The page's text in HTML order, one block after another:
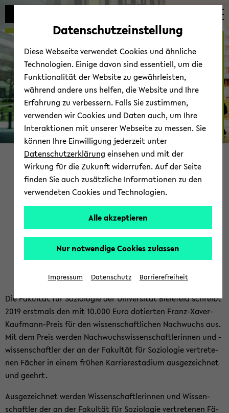
Automatische
vermeiden
zum
wechseln
zum
wechseln
zum
wechseln
Preis
© Uni­ver­si­tät Bie­le­feld
Die Fa­kul­tät für So­zio­lo­gie der Uni­ver­si­tät Bie­le­feld schreibt
2019 erst­mals den mit 10.000 Euro do­tier­ten Franz-​Xaver-
Kaufmann-Preis für den wis­sen­schaft­li­chen Nach­wuchs aus.
Mit dem Preis wer­den Nach­wuchs­wis­sen­schaft­le­rin­nen und -​
wissenschaftler der an der Fa­kul­tät für So­zio­lo­gie ver­tre­te­
nen Fä­cher in einem frü­hen Kar­rie­re­sta­di­um aus­ge­zeich­net
und ge­ehrt.
Aus­ge­zeich­net wer­den Wis­sen­schaft­le­rin­nen und Wis­sen­
schaft­ler der an der Fa­kul­tät für So­zio­lo­gie ver­tre­te­nen Fä­
Datenschutzeinstellung
Diese Webseite verwendet Cookies und ähnliche
Technologien. Einige davon sind essentiell, um die
Funktionalität der Website zu gewährleisten,
während andere uns helfen, die Website und Ihre
Erfahrung zu verbessern. Falls Sie zustimmen,
verwenden wir Cookies und Daten auch, um Ihre
Interaktionen mit unserer Webseite zu messen. Sie
können Ihre Einwilligung jederzeit unter
Datenschutzerklärung einsehen und mit der
Wirkung für die Zukunft widerrufen. Auf der Seite
finden Sie auch zusätzliche Informationen zu den
verwendeten Cookies und Technologien.
Alle akzeptieren
Nur notwendige Cookies zulassen
Impressum Datenschutz Barrierefreiheit